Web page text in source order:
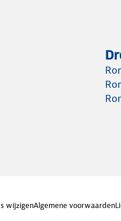
wijzigenAlgemene voorwaarden